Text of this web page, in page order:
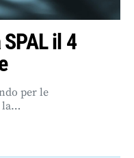
il 4
per le
la…